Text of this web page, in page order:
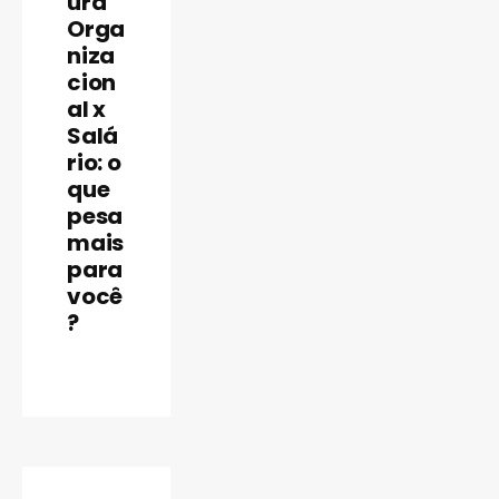
Orga
niza
cion
al x
Salá
rio: o
que
pesa
mais
para
você
?
INBRASC